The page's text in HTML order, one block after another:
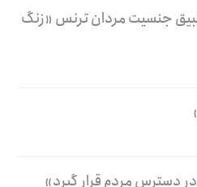
جنسیت مردان ترنس «زنگ
دسترس مردم قرار گیرد»